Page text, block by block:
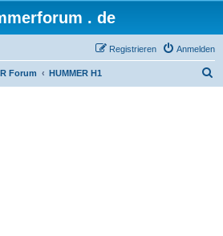
. de
Anmelden
Registrieren
Forum HUMMER H1